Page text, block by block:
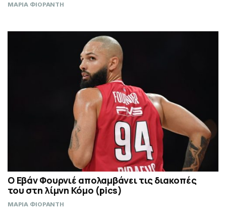
ΜΑΡΙΑ ΦΙΟΡΑΝΤΗ
Ο Εβάν Φουρνιέ απολαμβάνει τις διακοπές
του στη λίμνη Κόμο (pics)
ΜΑΡΙΑ ΦΙΟΡΑΝΤΗ